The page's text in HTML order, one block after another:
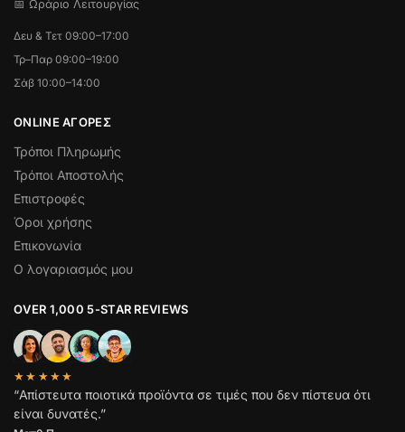
📅 Ωράριο Λειτουργίας
Δευ & Τετ 09:00–17:00
Τρ–Παρ 09:00–19:00
Σάβ 10:00–14:00
ONLINE ΑΓΟΡΕΣ
Τρόποι Πληρωμής
Τρόποι Αποστολής
Επιστροφές
Όροι χρήσης
Επικονωνία
Ο λογαριασμός μου
OVER 1,000 5-STAR REVIEWS
★★★★★
“Απίστευτα ποιοτικά προϊόντα σε τιμές που δεν πίστευα ότι
είναι δυνατές.”